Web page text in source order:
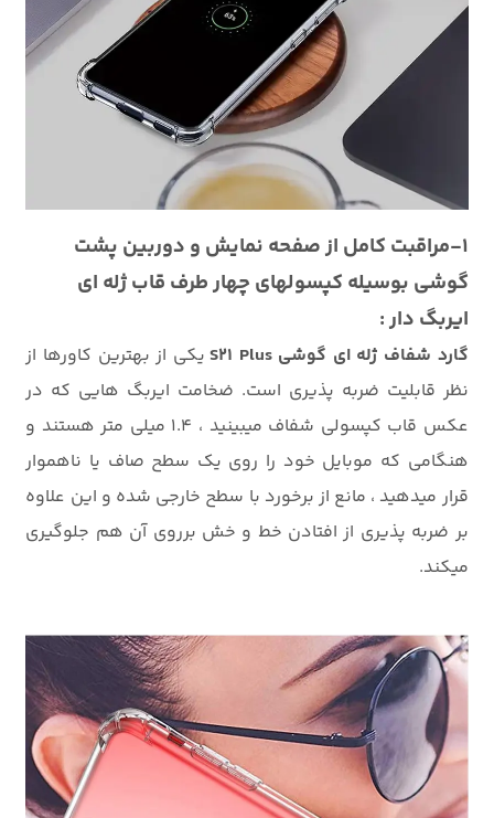
1-مراقبت کامل از صفحه نمایش و دوربین پشت
گوشی بوسیله کپسولهای چهار طرف قاب ژله ای
ایربگ دار :
گارد شفاف ژله ای گوشی S21 Plus
یکی از بهترین کاورها از
نظر قابلیت ضربه پذیری است. ضخامت ایربگ هایی که در
عکس قاب کپسولی شفاف میبینید ، 1.4 میلی متر هستند و
هنگامی که موبایل خود را روی یک سطح صاف یا ناهموار
قرار میدهید ، مانع از برخورد با سطح خارجی شده و این علاوه
بر ضربه پذیری از افتادن خط و خش برروی آن هم جلوگیری
میکند.